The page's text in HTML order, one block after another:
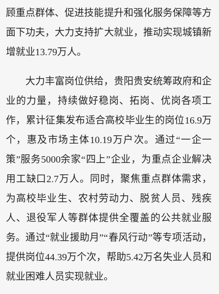
顾重点群体、促进技能提升和强化服务保障等方
面下功夫，大力支持扩大就业，推动实现城镇新
增就业13.79万人。
大力丰富岗位供给，贵阳贵安统筹政府和企
业的力量，持续做好稳岗、拓岗、优岗各项工
作，累计征集发布适合高校毕业生的岗位16.9万
个，惠及市场主体10.19万户次。通过“一企一
策”服务5000余家“四上”企业，为重点企业解决
用工缺口2.7万人。同时，聚焦重点群体需求，
为高校毕业生、农村劳动力、脱贫人员、残疾
人、退役军人等群体提供全覆盖的公共就业服
务。通过“就业援助月”“春风行动”等专项活动，
提供岗位44.39万个次，帮助5.42万名失业人员和
就业困难人员实现就业。